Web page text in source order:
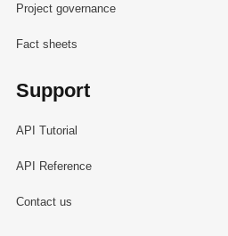
Project governance
Fact sheets
Support
API Tutorial
API Reference
Contact us